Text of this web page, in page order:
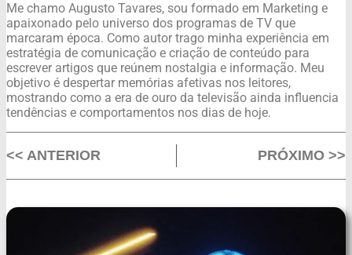
Me chamo Augusto Tavares, sou formado em Marketing e
apaixonado pelo universo dos programas de TV que
marcaram época. Como autor trago minha experiência em
estratégia de comunicação e criação de conteúdo para
escrever artigos que reúnem nostalgia e informação. Meu
objetivo é despertar memórias afetivas nos leitores,
mostrando como a era de ouro da televisão ainda influencia
tendências e comportamentos nos dias de hoje.
<< ANTERIOR PRÓXIMO >>